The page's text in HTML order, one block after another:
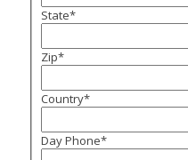
State*
Zip*
Country*
Day Phone*